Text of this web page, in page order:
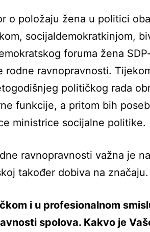
o položaju žena u politici
socijaldemokratkinjom,
foruma žena
rodne ravnopravnosti.
političkog rada
funkcije, a pritom bih
ministrice socijalne politike.
ravnopravnosti važna je
također dobiva na značaju.
i u profesionalnom
spolova. Kakvo je